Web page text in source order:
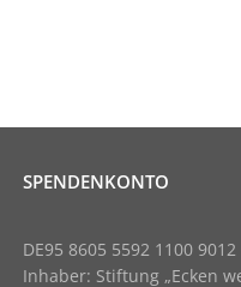
SPENDENKONTO
DE95 8605 5592 1100 9012
Inhaber: Stiftung „Ecken